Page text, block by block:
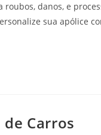
danos, e
sua apólice
Carros